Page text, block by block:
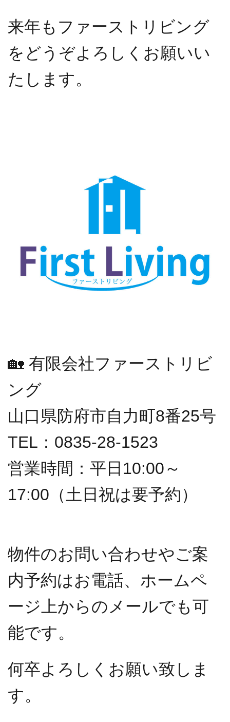
来年もファーストリビング
をどうぞよろしくお願いい
たします。
🏡 有限会社ファーストリビ
ング
山口県防府市自力町8番25号
TEL：0835-28-1523
営業時間：平日10:00～
17:00（土日祝は要予約）
物件のお問い合わせやご案
内予約はお電話、ホームペ
ージ上からのメールでも可
能です。
何卒よろしくお願い致しま
す。